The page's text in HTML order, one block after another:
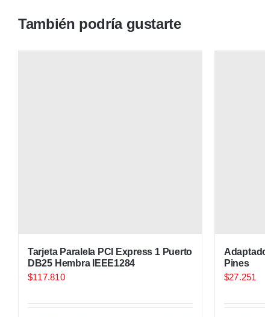
También podría gustarte
Tarjeta Paralela PCI Express 1 Puerto
DB25 Hembra IEEE1284
$117.810
Pines
$27.251